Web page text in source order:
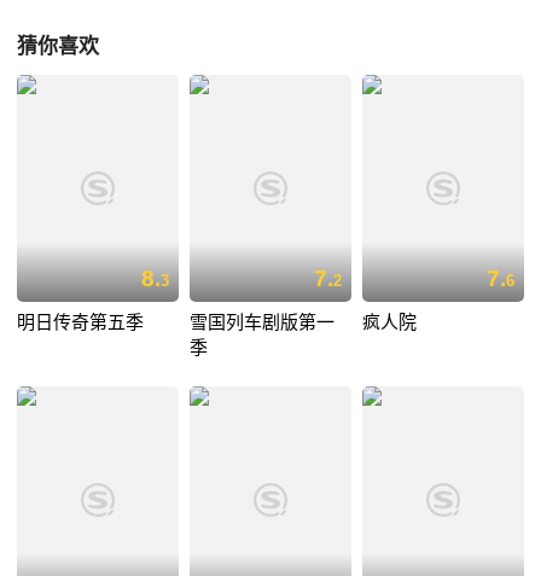
猜你喜欢
8.3
明日传奇第五季
7.2
雪国列车剧版第一
季
7.6
疯人院